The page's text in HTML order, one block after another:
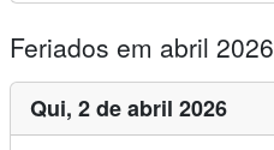
Feriados em abril 2026
Qui, 2 de abril 2026